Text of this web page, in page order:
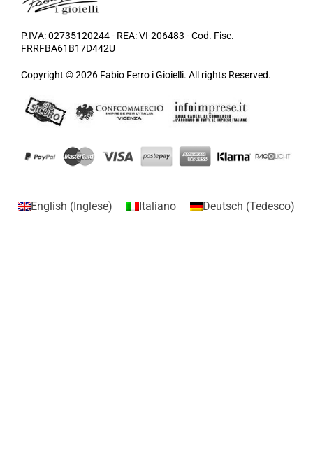
P.IVA: 02735120244 - REA: VI-206483 - Cod. Fisc.
FRRFBA61B17D442U
Copyright © 2026 Fabio Ferro i Gioielli. All rights Reserved.
English (Inglese) Italiano Deutsch (Tedesco)